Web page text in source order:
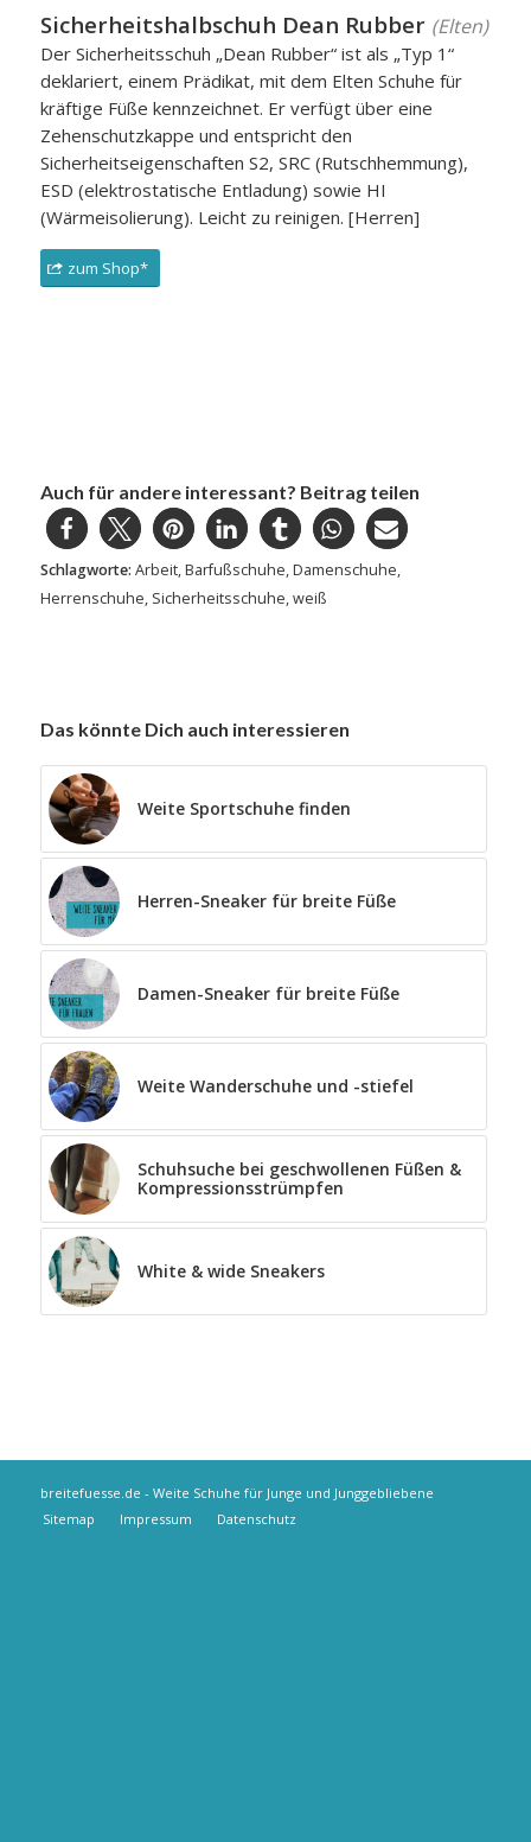
Sicherheitshalbschuh Dean Rubber (Elten)
Der Sicherheitsschuh „Dean Rubber“ ist als „Typ 1“
deklariert, einem Prädikat, mit dem Elten Schuhe für
kräftige Füße kennzeichnet. Er verfügt über eine
Zehenschutzkappe und entspricht den
Sicherheitseigenschaften S2, SRC (Rutschhemmung),
ESD (elektrostatische Entladung) sowie HI
(Wärmeisolierung). Leicht zu reinigen. [Herren]
zum Shop*
Auch für andere interessant? Beitrag teilen
Schlagworte: Arbeit,Barfußschuhe,Damenschuhe,
Herrenschuhe, Sicherheitsschuhe,weiß
Das könnte Dich auch interessieren
Weite Sportschuhe finden
Herren-Sneaker für breite Füße
Damen-Sneaker für breite Füße
Weite Wanderschuhe und -stiefel
Schuhsuche bei geschwollenen Füßen &
Kompressionsstrümpfen
White & wide Sneakers
breitefuesse.de - Weite Schuhe für Junge und Junggebliebene
Sitemap
Impressum Datenschutz